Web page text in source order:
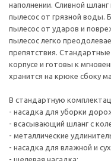
наполнении. Сливной
пылесос от грязной воды.
пылесос от ударов и
пылесос легко
препятствия.
корпусе и готовы к
хранится на крюке сбоку
В стандартную
- насадка для уборки
- всасывающий шланг с
- металлические
- насадка для влажной и
- щелевая насадка;